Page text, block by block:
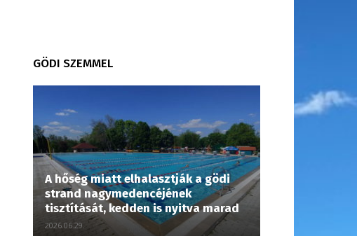
GÖDI SZEMMEL
A hőség miatt elhalasztják a gödi
strand nagymedencéjének
tisztítását, kedden is nyitva marad
2026.06.29.